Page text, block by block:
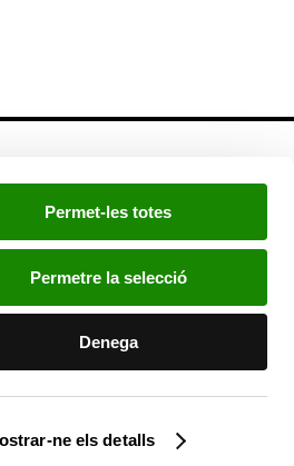
ne els detalls
Permet-les totes
Permetre la selecció
Denega
a nuestra
de privacidad